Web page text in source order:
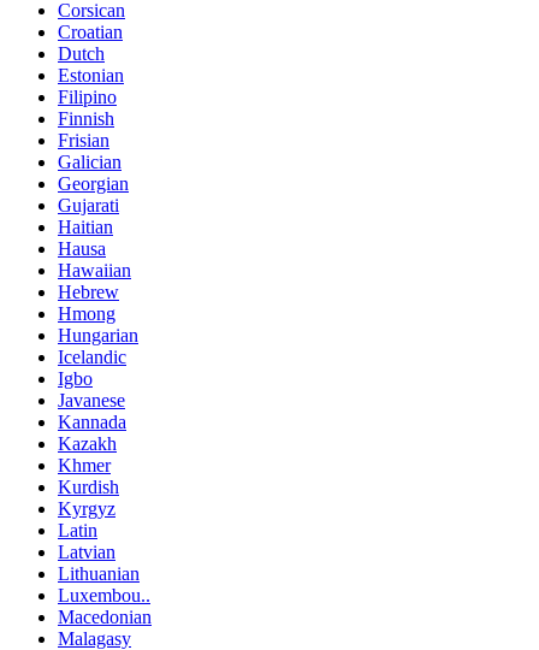
Corsican
Croatian
Dutch
Estonian
Filipino
Finnish
Frisian
Galician
Georgian
Gujarati
Haitian
Hausa
Hawaiian
Hebrew
Hmong
Hungarian
Icelandic
Igbo
Javanese
Kannada
Kazakh
Khmer
Kurdish
Kyrgyz
Latin
Latvian
Lithuanian
Luxembou..
Macedonian
Malagasy